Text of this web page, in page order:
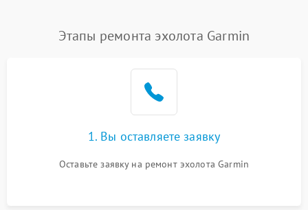
Этапы ремонта эхолота Garmin
1. Вы оставляете заявку
Оставьте заявку на ремонт эхолота Garmin